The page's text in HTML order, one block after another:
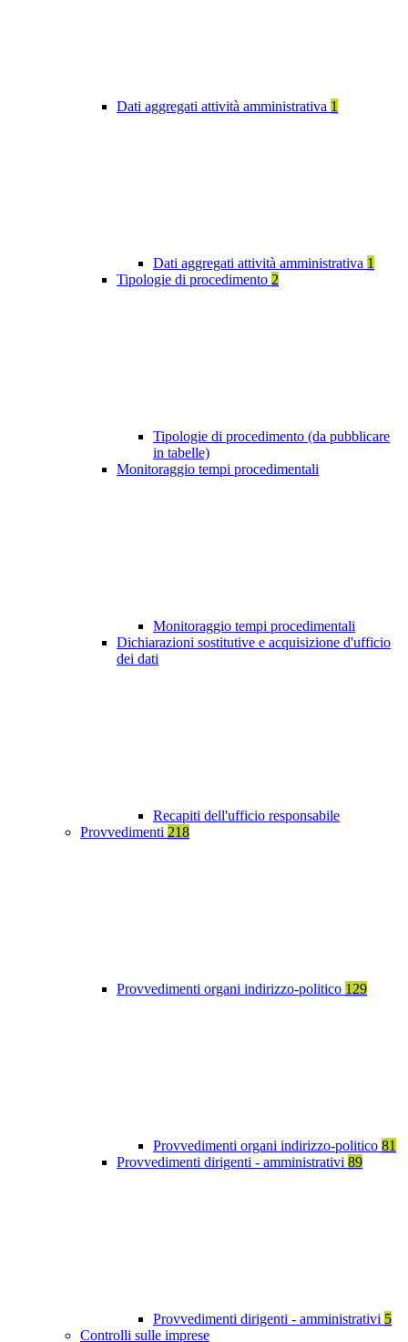
Dati aggregati attività amministrativa 1
Dati aggregati attività amministrativa 1
Tipologie di procedimento 2
Tipologie di procedimento (da pubblicare
in tabelle)
Monitoraggio tempi procedimentali
Monitoraggio tempi procedimentali
Dichiarazioni sostitutive e acquisizione d'ufficio
dei dati
Recapiti dell'ufficio responsabile
Provvedimenti 218
Provvedimenti organi indirizzo-politico 129
Provvedimenti organi indirizzo-politico 81
Provvedimenti dirigenti - amministrativi 89
Provvedimenti dirigenti - amministrativi 5
Controlli sulle imprese